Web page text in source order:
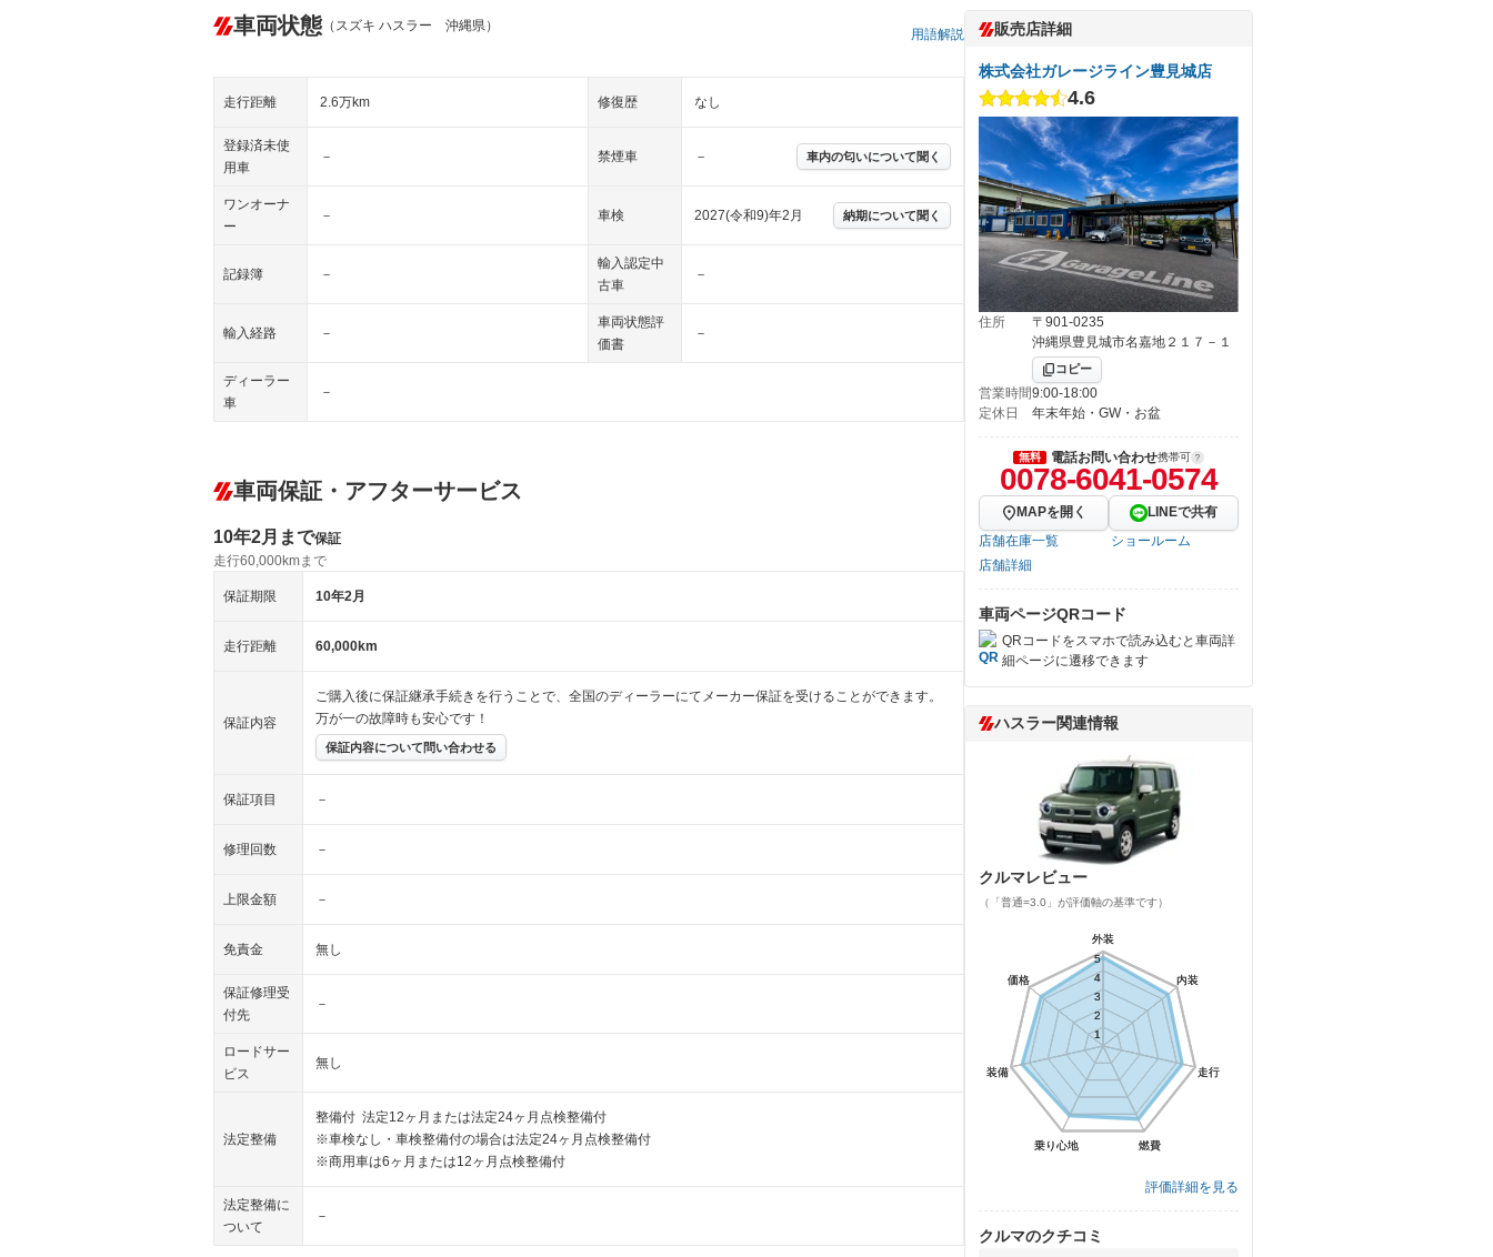
車両状態 （スズキ ハスラー 沖縄県）
用語解説
走行距離 2.6万km 修復歴 なし
登録済未使
用車
－ 禁煙車 － 車内の匂いについて聞く
ワンオーナ
ー
－ 車検 2027(令和9)年2月 納期について聞く
記録簿 －
輸入認定中
古車
－
輸入経路 －
車両状態評
価書
－
ディーラー
車
－
車両保証・アフターサービス
10年2月まで保証
走行60,000kmまで
保証期限 10年2月
走行距離 60,000km
保証内容
ご購入後に保証継承手続きを行うことで、全国のディーラーにてメーカー保証を受けることができます。
万が一の故障時も安心です！
保証内容について問い合わせる
保証項目 －
修理回数 －
上限金額 －
免責金 無し
保証修理受
付先
－
ロードサー
ビス
無し
法定整備
整備付 法定12ヶ月または法定24ヶ月点検整備付
※車検なし・車検整備付の場合は法定24ヶ月点検整備付
※商用車は6ヶ月または12ヶ月点検整備付
法定整備に
ついて
－
販売店詳細
株式会社ガレージライン豊見城店
4.6
住所
〒901-0235
沖縄県豊見城市名嘉地２１７－１
コピー
営業時間9:00-18:00
定休日
年末年始・GW・お盆
無料 電話お問い合わせ携帯可
0078-6041-0574
MAPを開く
LINEで共有
店舗在庫一覧
ショールーム
店舗詳細
車両ページQRコード
QRコードをスマホで読み込むと車両詳
細ページに遷移できます
ハスラー関連情報
クルマレビュー
（「普通=3.0」が評価軸の基準です）
外装
内装
走行
燃費
乗り心地
装備
価格
1
2
3
4
5
外装
内装
走行
燃費
乗り心地
装備
価格
1
2
3
4
5
評価詳細を見る
クルマのクチコミ